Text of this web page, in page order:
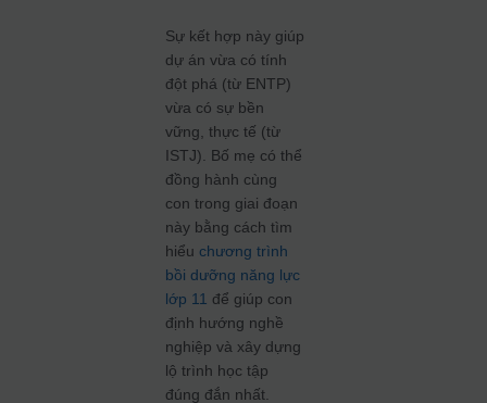
Sự kết hợp này giúp
dự án vừa có tính
đột phá (từ ENTP)
vừa có sự bền
vững, thực tế (từ
ISTJ). Bố mẹ có thể
đồng hành cùng
con trong giai đoạn
này bằng cách tìm
hiểuchương trình
bồi dưỡng năng lực
lớp 11 để giúp con
định hướng nghề
nghiệp và xây dựng
lộ trình học tập
đúng đắn nhất.